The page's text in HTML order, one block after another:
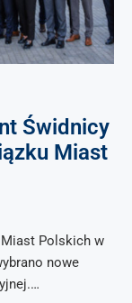
Świdnicy
Miast
Miast Polskich w
nowe